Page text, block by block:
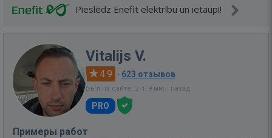
Pieslēdz Enefit elektrību un ietaupi!
Vitalijs V.
4.9 · 623 отзывов
Был на сайте: 2 ч. 9 мин. назад
PRO
Примеры работ